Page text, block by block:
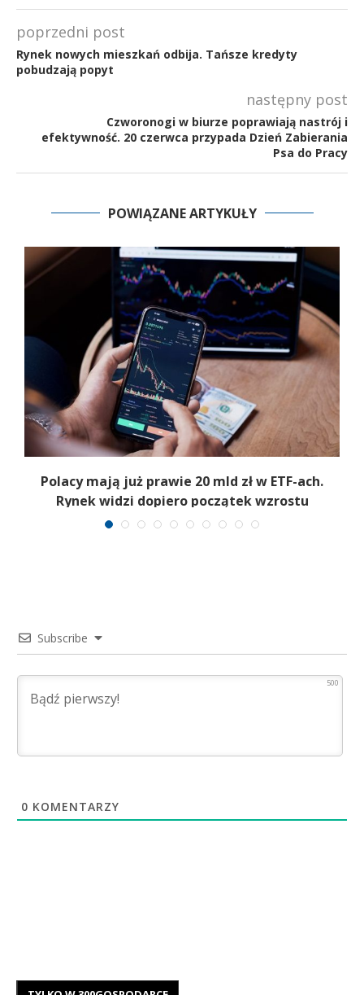
poprzedni post
Rynek nowych mieszkań odbija. Tańsze kredyty
pobudzają popyt
następny post
Czworonogi w biurze poprawiają nastrój i
efektywność. 20 czerwca przypada Dzień Zabierania
Psa do Pracy
POWIĄZANE ARTYKUŁY
Polacy mają już prawie 20 mld zł w ETF-ach.
Rynek widzi dopiero początek wzrostu
Subscribe
500
0 KOMENTARZY